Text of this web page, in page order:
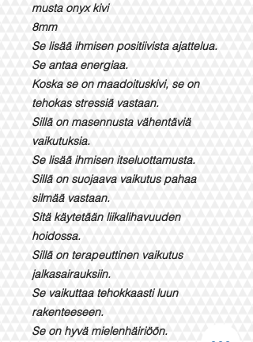
musta onyx kivi
8mm
Se lisää ihmisen positiivista ajattelua.
Se antaa energiaa.
Koska se on maadoituskivi, se on
tehokas stressiä vastaan.
Sillä on masennusta vähentäviä
vaikutuksia.
Se lisää ihmisen itseluottamusta.
Sillä on suojaava vaikutus pahaa
silmää vastaan.
Sitä käytetään liikalihavuuden
hoidossa.
Sillä on terapeuttinen vaikutus
jalkasairauksiin.
Se vaikuttaa tehokkaasti luun
rakenteeseen.
Se on hyvä mielenhäiriöön.